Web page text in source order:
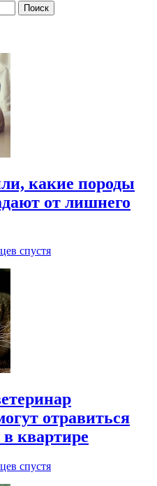
какие породы
от лишнего
спустя
отравиться
квартире
спустя